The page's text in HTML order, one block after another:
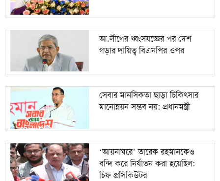
আ.লীগের ধ্বংসযজ্ঞের পর দেশ
গড়ার দায়িত্ব বিএনপির ওপর
সেবার মানসিকতা ছাড়া চিকিৎসার
মানোন্নয়ন সম্ভব নয়: প্রধানমন্ত্রী
‘আয়নাঘরে’ তারেক রহমানকেও
বন্দি করে নির্যাতন করা হয়েছিল:
চিফ প্রসিকিউটর